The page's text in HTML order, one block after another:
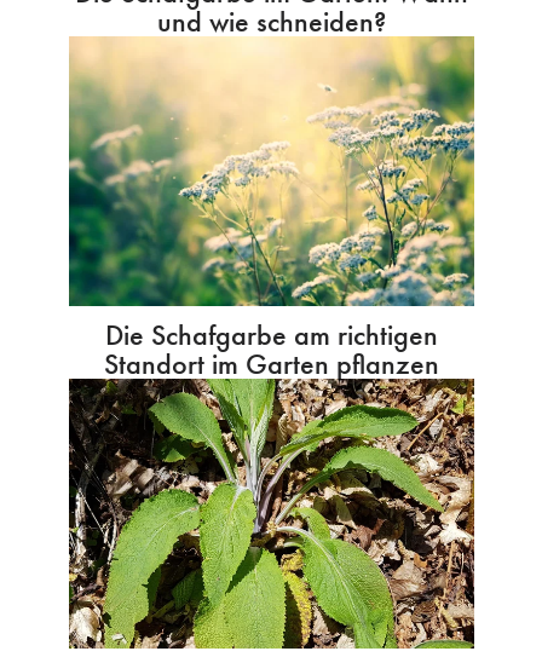
und wie schneiden?
Die Schafgarbe am richtigen
Standort im Garten pflanzen